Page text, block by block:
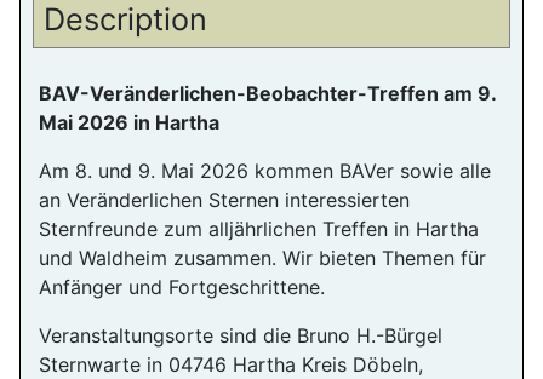
Description
BAV-Veränderlichen-Beobachter-Treffen am 9.
Mai 2026 in Hartha
Am 8. und 9. Mai 2026 kommen BAVer sowie alle
an Veränderlichen Sternen interessierten
Sternfreunde zum alljährlichen Treffen in Hartha
und Waldheim zusammen. Wir bieten Themen für
Anfänger und Fortgeschrittene.
Veranstaltungsorte sind die Bruno H.-Bürgel
Sternwarte in 04746 Hartha Kreis Döbeln,